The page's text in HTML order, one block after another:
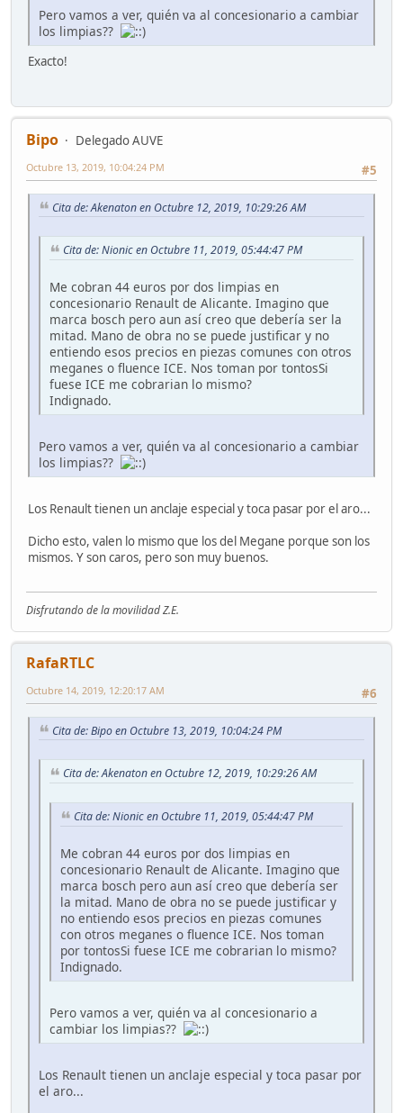
Pero vamos a ver, quién va al concesionario a cambiar
los limpias??
Exacto!
Bipo
Delegado AUVE
#5
Octubre 13, 2019, 10:04:24 PM
Cita de: Akenaton en Octubre 12, 2019, 10:29:26 AM
Cita de: Nionic en Octubre 11, 2019, 05:44:47 PM
Me cobran 44 euros por dos limpias en
concesionario Renault de Alicante. Imagino que
marca bosch pero aun así creo que debería ser la
mitad. Mano de obra no se puede justificar y no
entiendo esos precios en piezas comunes con otros
meganes o fluence ICE. Nos toman por tontosSi
fuese ICE me cobrarian lo mismo?
Indignado.
Pero vamos a ver, quién va al concesionario a cambiar
los limpias??
Los Renault tienen un anclaje especial y toca pasar por el aro...
Dicho esto, valen lo mismo que los del Megane porque son los
mismos. Y son caros, pero son muy buenos.
Disfrutando de la movilidad Z.E.
RafaRTLC
#6
Octubre 14, 2019, 12:20:17 AM
Cita de: Bipo en Octubre 13, 2019, 10:04:24 PM
Cita de: Akenaton en Octubre 12, 2019, 10:29:26 AM
Cita de: Nionic en Octubre 11, 2019, 05:44:47 PM
Me cobran 44 euros por dos limpias en
concesionario Renault de Alicante. Imagino que
marca bosch pero aun así creo que debería ser
la mitad. Mano de obra no se puede justificar y
no entiendo esos precios en piezas comunes
con otros meganes o fluence ICE. Nos toman
por tontosSi fuese ICE me cobrarian lo mismo?
Indignado.
Pero vamos a ver, quién va al concesionario a
cambiar los limpias??
Los Renault tienen un anclaje especial y toca pasar por
el aro...